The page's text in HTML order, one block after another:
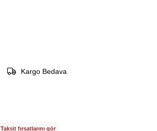
Kargo Bedava
Taksit fırsatlarını gör